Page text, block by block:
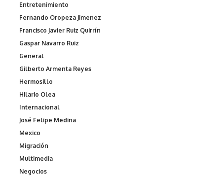
Entretenimiento
Fernando Oropeza Jimenez
Francisco Javier Ruiz Quirrín
Gaspar Navarro Ruiz
General
Gilberto Armenta Reyes
Hermosillo
Hilario Olea
Internacional
José Felipe Medina
Mexico
Migración
Multimedia
Negocios